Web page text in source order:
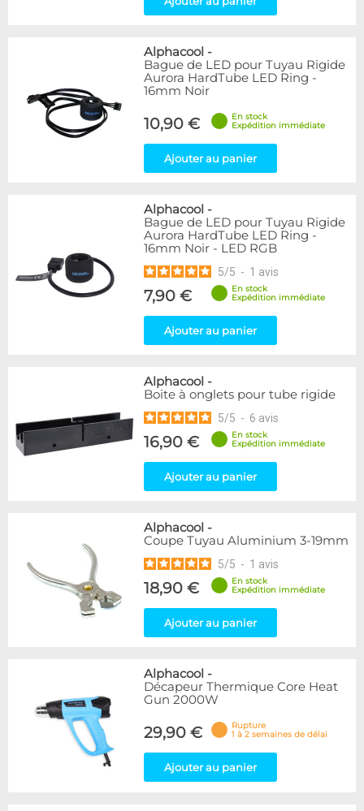
Alphacool -
Bague de LED pour Tuyau Rigide
Aurora HardTube LED Ring -
16mm Noir
10,90 €
En stock
Expédition immédiate
Ajouter au panier
Alphacool -
Bague de LED pour Tuyau Rigide
Aurora HardTube LED Ring -
16mm Noir - LED RGB
5/5 - 1 avis
7,90 €
En stock
Expédition immédiate
Ajouter au panier
Alphacool -
Boite à onglets pour tube rigide
5/5 - 6 avis
16,90 €
En stock
Expédition immédiate
Ajouter au panier
Alphacool -
Coupe Tuyau Aluminium 3-19mm
5/5 - 1 avis
18,90 €
En stock
Expédition immédiate
Ajouter au panier
Alphacool -
Décapeur Thermique Core Heat
Gun 2000W
29,90 €
Rupture
1 à 2 semaines de délai
Ajouter au panier